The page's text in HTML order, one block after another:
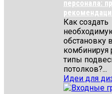
персонала:
Как создать
обстановку
комбинируя
типы
потолков?...
Идеи для